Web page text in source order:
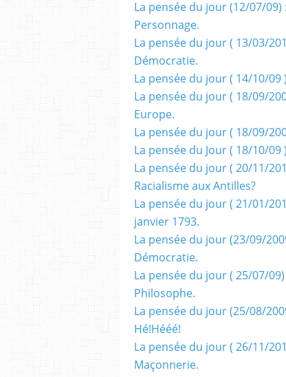
La pensée du jour (12/07/09) :
Personnage.
La pensée du jour ( 13/03/
Démocratie.
La pensée du jour ( 14/10/09
La pensée du jour ( 18/09/
Europe.
La pensée du jour ( 18/09/
La pensée du Jour ( 18/10/09
La pensée du jour ( 20/11/
Racialisme aux Antilles?
La pensée du jour ( 21/01/
janvier 1793.
La pensée du jour (23/09/
Démocratie.
La pensée du jour ( 25/07/09)
Philosophe.
La pensée du jour (25/08/
Hé!Hééé!
La pensée du jour ( 26/11/
Maçonnerie.